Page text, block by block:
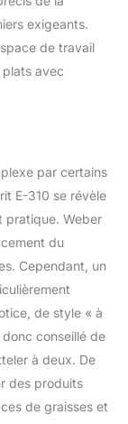
exigeants.
de travail
avec
par certains
E-310 se révèle
pratique. Weber
du
Cependant, un
de style « à
conseillé de
à deux. De
des produits
de graisses et